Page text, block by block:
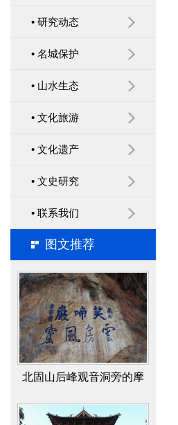
• 研究动态
• 名城保护
• 山水生态
• 文化旅游
• 文化遗产
• 文史研究
• 联系我们
图文推荐
化进行党员思想政治教育
经验
梦溪园复建与考古
北固山后峰观音洞旁的摩
崖石刻“笑啼岩”研究成果